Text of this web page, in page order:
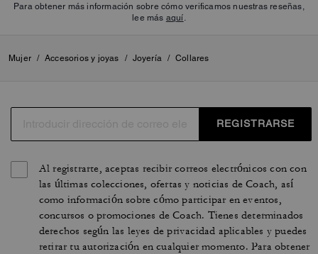
Para obtener más información sobre cómo verificamos nuestras reseñas,
lee más aquí
Mujer / Accesorios y joyas / Joyería / Collares
REGISTRARSE
Al registrarte, aceptas recibir correos electrónicos con con
las últimas colecciones, ofertas y noticias de Coach, así
como información sobre cómo participar en eventos,
concursos o promociones de Coach. Tienes determinados
derechos según las leyes de privacidad aplicables y puedes
retirar tu autorización en cualquier momento. Para obtener